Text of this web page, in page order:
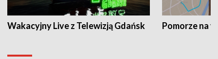
Wakacyjny Live z Telewizją Gdańsk Pomorze na